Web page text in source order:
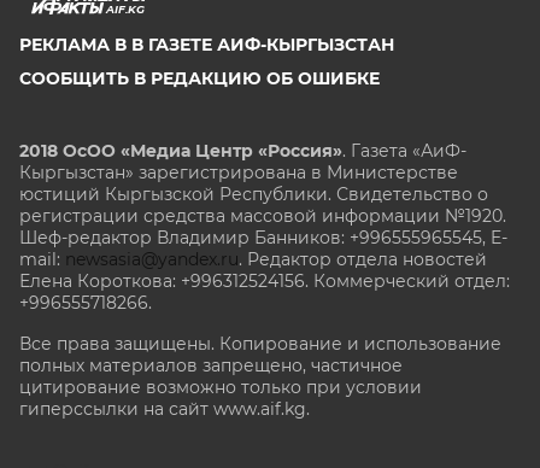
AIF.KG
РЕКЛАМА В В ГАЗЕТЕ АИФ-КЫРГЫЗСТАН
СООБЩИТЬ В РЕДАКЦИЮ ОБ ОШИБКЕ
2018 ОсОО «Медиа Центр «Россия». Газета «АиФ-
Кыргызстан» зарегистрирована в Министерстве
юстиций Кыргызской Республики. Свидетельство о
регистрации средства массовой информации №1920.
Шеф-редактор Владимир Банников: +996555965545, E-
mail: newsasia@yandex.ru. Редактор отдела новостей
Елена Короткова: +996312524156. Коммерческий отдел:
+996555718266.
Все права защищены. Копирование и использование
полных материалов запрещено, частичное
цитирование возможно только при условии
гиперссылки на сайт www.aif.kg.